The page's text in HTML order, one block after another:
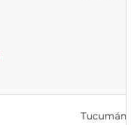
Tucumán